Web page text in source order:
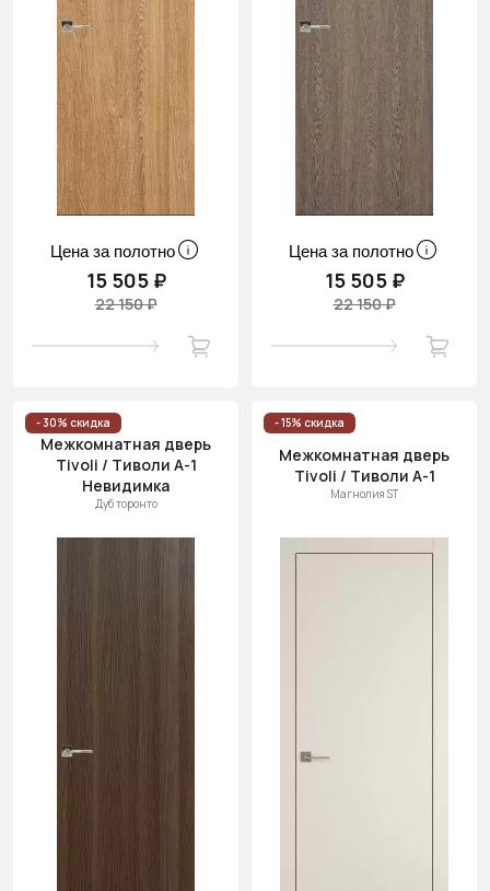
Цена за полотно
15 505 ₽
22 150 ₽
Цена за полотно
15 505 ₽
22 150 ₽
- 30% скидка
Межкомнатная дверь
Tivoli / Тиволи А-1
Невидимка
Дуб торонто
- 15% скидка
Межкомнатная дверь
Tivoli / Тиволи А-1
Магнолия ST